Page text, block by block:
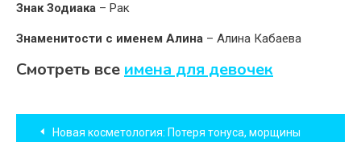
Знак Зодиака – Рак
Знаменитости с именем Алина – Алина Кабаева
Смотреть все имена для девочек
Навигация
Новая косметология: Потеря тонуса, морщины